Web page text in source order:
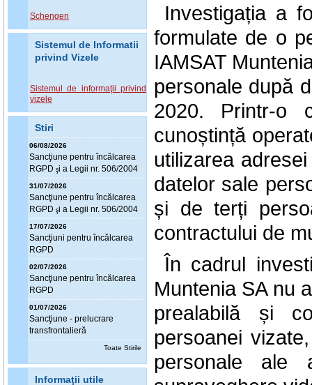
Schengen
Sistemul de Informatii
privind Vizele
Sistemul de informaţii privind
vizele
Stiri
06/08/2026
Sancţiune pentru încălcarea
RGPD şi a Legii nr. 506/2004
31/07/2026
Sancţiune pentru încălcarea
RGPD şi a Legii nr. 506/2004
17/07/2026
Sancţiuni pentru încălcarea
RGPD
02/07/2026
Sancţiune pentru încălcarea
RGPD
01/07/2026
Sancţiune - prelucrare
transfrontalieră
Toate Stirile
Informaţii utile
Investigația a
formulate de o
IAMSAT
personale după
2020. Printr-o
cunoștință
utilizarea
datelor sale
și de terți
contractului de
În cadrul
Muntenia SA nu
prealabilă și
persoanei
personale ale